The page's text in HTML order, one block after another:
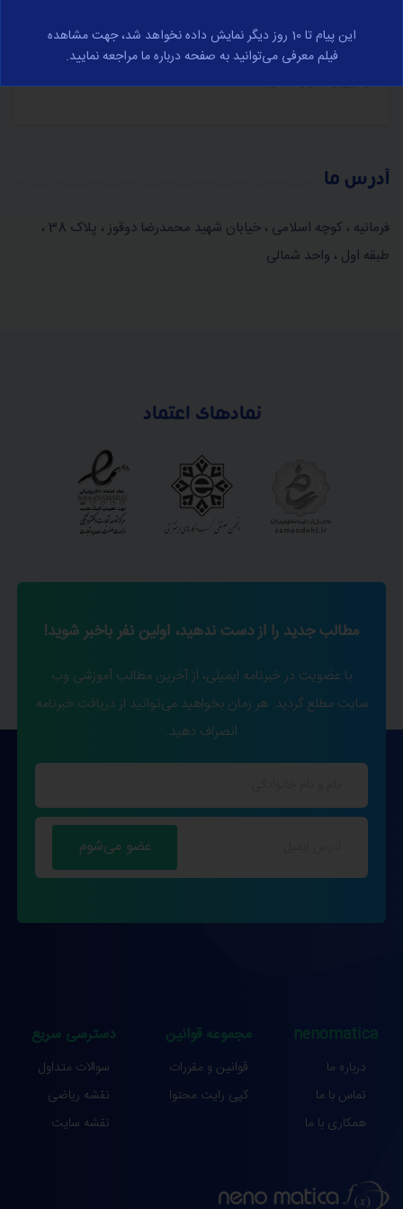
در مورد تجارت الکترونیک و با رعایت کامل قوانین جمهوری
اسلامی ایران صورت می‌پذیرد، برای مشاهده کامل وارد صفحه
قوانین و مقرارت شوید.
آدرس ما
فرمانیه ، کوچه اسلامی ، خیابان شهید محمدرضا دوقوز ، پلاک 38 ،
طبقه اول ، واحد شمالی
نمادهای اعتماد
مطالب جدید را از دست ندهید، اولین نفر باخبر شوید!
با عضویت در خبرنامه ایمیلی، از آخرین مطالب آموزشی وب
سایت مطلع گردید. هر زمان بخواهید می‌توانید از دریافت خبرنامه
انصراف دهید.
nenomatica
درباره ما
تماس با ما
همکاری با ما
مجموعه قوانین
قوانین و مقررات
کپی رایت محتوا
دسترسی سریع
سوالات متداول
نقشه ریاضی
نقشه سایت
این پیام تا 10 روز دیگر نمایش داده نخواهد شد، جهت مشاهده
فیلم معرفی می‌توانید به صفحه درباره ما مراجعه نمایید.